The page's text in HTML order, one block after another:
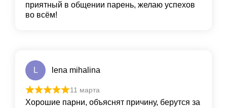
приятный в общении парень, желаю успехов
во всём!
L lena mihalina
11 марта
Хорошие парни, объяснят причину, берутся за